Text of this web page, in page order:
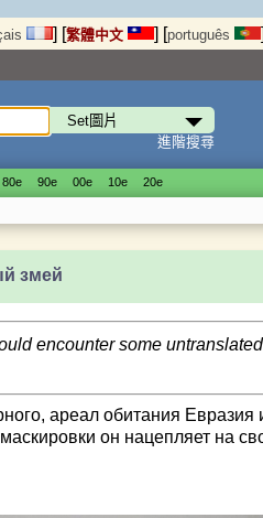
] [繁體中文 ] [português ]
進階搜尋
80е 90е 00е 10е 20е
змей
encounter some
ареал обитания
он нацепляет на